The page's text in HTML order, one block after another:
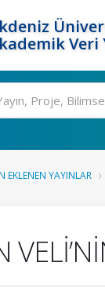
Veri
EKLENEN YAYINLAR